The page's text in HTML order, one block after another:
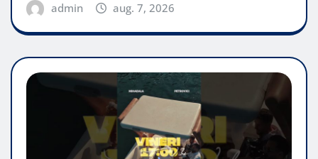
admin aug. 7, 2026